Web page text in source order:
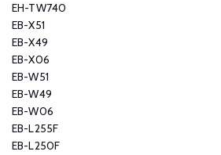
EH-TW740
EB-X51
EB-X49
EB-X06
EB-W51
EB-W49
EB-W06
EB-L255F
EB-L250F